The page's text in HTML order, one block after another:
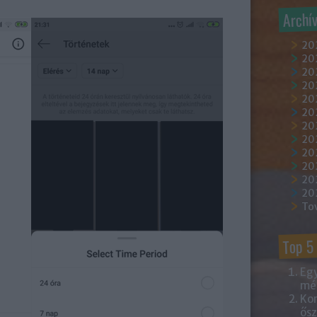
Top 5